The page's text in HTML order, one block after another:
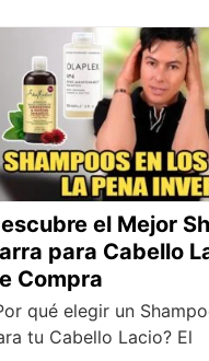
el Mejor
para Cabello
Compra
qué elegir un
tu Cabello Lacio? El